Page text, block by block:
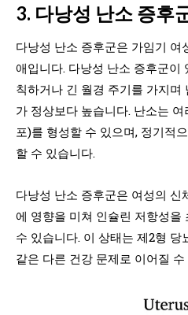
3. 다낭성 난소 증후
다낭성 난소 증후군은 가임기
애입니다. 다낭성 난소 증후군이
칙하거나 긴 월경 주기를 가지며
가 정상보다 높습니다. 난소는
포)를 형성할 수 있으며, 정기적
할 수 있습니다.
다낭성 난소 증후군은 여성의 신
에 영향을 미쳐 인슐린 저항성을
수 있습니다. 이 상태는 제2형
같은 다른 건강 문제로 이어질 수